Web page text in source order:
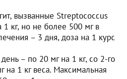
вызванные Streptococcus
кг, но не более 500 мг в
– 3 дня, доза на 1 курс
– по 20 мг на 1 кг, со 2-го
на 1 кг веса. Максимальная